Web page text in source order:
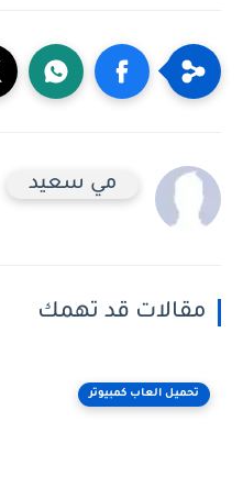
مي سعيد
مقالات قد تهمك
تحميل العاب كمبيوتر